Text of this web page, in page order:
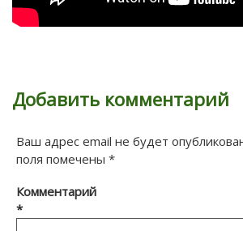
Добавить комментарий
Ваш адрес email не будет
поля помечены *
Комментарий
*